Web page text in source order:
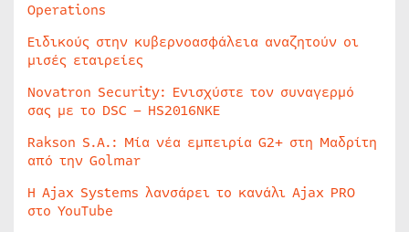
Operations
Ειδικούς στην κυβερνοασφάλεια αναζητούν οι
μισές εταιρείες
Novatron Security: Ενισχύστε τον συναγερμό
σας με το DSC – HS2016NKE
Rakson S.A.: Μία νέα εμπειρία G2+ στη Μαδρίτη
από την Golmar
Η Ajax Systems λανσάρει το κανάλι Ajax PRO
στο YouTube